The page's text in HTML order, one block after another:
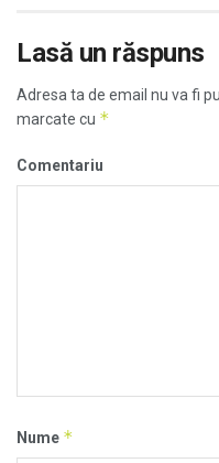
Lasă un răspuns
Adresa ta de email nu va fi
marcate cu *
Comentariu
Nume *